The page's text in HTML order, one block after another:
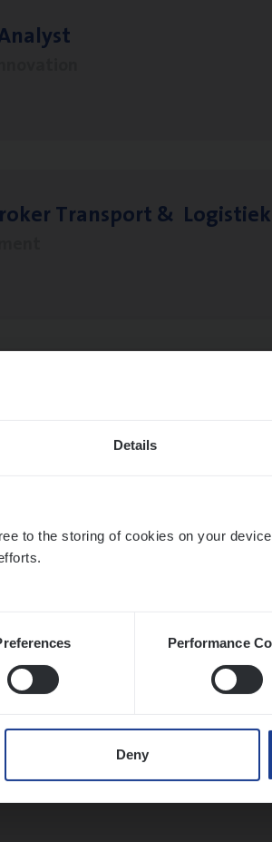
Details
to the storing of cookies on your
Performance
Deny
Trans­port& Logistiek
Expert
Bro­ker Property